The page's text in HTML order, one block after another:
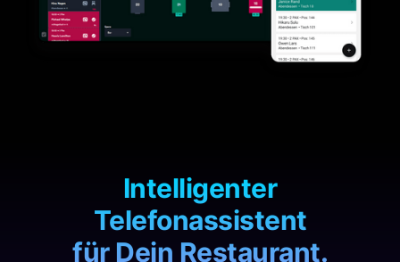
Intelligenter
Telefonassistent
für Dein Restaurant.